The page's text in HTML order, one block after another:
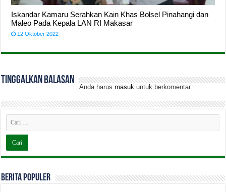
Iskandar Kamaru Serahkan Kain Khas Bolsel Pinahangi dan
Maleo Pada Kepala LAN RI Makasar
12 Oktober 2022
Tinggalkan Balasan
Anda harusmasuk untuk berkomentar.
BERITA POPULER